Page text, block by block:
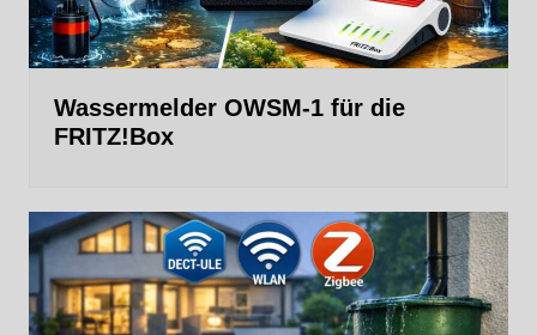
Wassermelder OWSM‑1 für die
FRITZ!Box